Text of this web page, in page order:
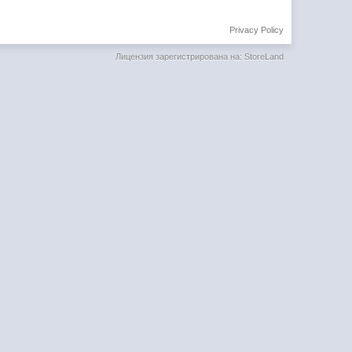
Privacy Policy
Лицензия зарегистрирована на: StoreLand